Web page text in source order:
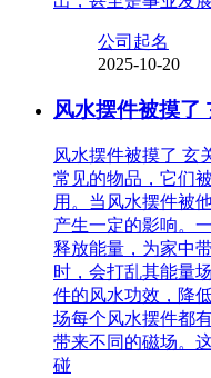
公司起名
2025-10-20
风水摆件被摸了
风水摆件被摸了 玄
常见的物品，它们
用。当风水摆件被
产生一定的影响。
释放能量，为家中
时，会打乱其能量
件的风水功效，降
场每个风水摆件都
带来不同的磁场。
碰